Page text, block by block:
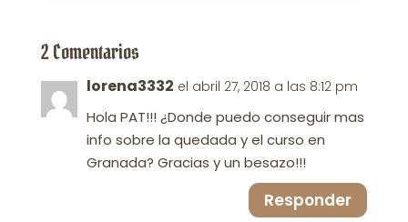
2 Comentarios
lorena3332 el abril 27, 2018 a las 8:12 pm
Hola PAT!!! ¿Donde puedo conseguir mas
info sobre la quedada y el curso en
Granada? Gracias y un besazo!!!
Responder